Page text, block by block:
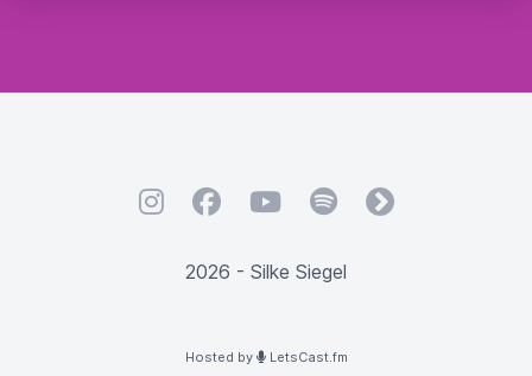
InstagramFacebookYouTubeSpotifyfyyd
2026 - Silke Siegel
Hosted by LetsCast.fm